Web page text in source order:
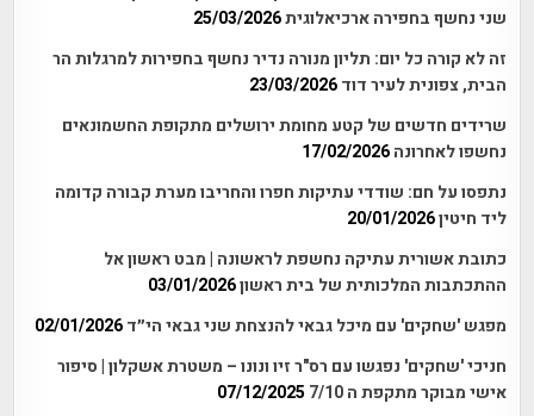
שני נחשף בחפירה ארכיאלוגית25/03/2026
זה לא קורה כל יום: תליון מנורה נדיר נחשף בחפירות למרגלות הר
הבית, צפונית לעיר דוד 23/03/2026
שרידים חדשים של קטע מחומת ירושלים מתקופת החשמונאים
נחשפו לאחרונה 17/02/2026
נתפסו על חם: שודדי עתיקות חפרו והחריבו מערת קבורה קדומה
ליד חיטין20/01/2026
כתובת אשורית עתיקה נחשפת לראשונה | מבט ראשון אל
ההתכתבות המלכותית של בית ראשון03/01/2026
מפגש 'שחקים' עם מיכל גבאי להנצחת שני גבאי הי״ד 02/01/2026
חניכי 'שחקים' נפגשו עם רס"ר זיו ונונו – משטרת אשקלון | סיפור
אישי מבוקר מתקפת ה 7/10
07/12/2025